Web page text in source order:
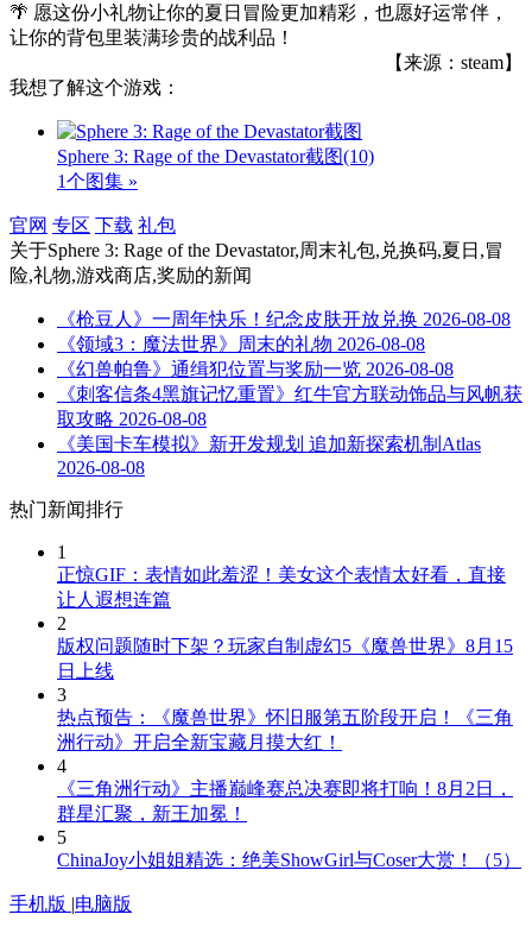
🌴 愿这份小礼物让你的夏日冒险更加精彩，也愿好运常伴，
让你的背包里装满珍贵的战利品！
【来源：steam】
我想了解这个游戏：
Sphere 3: Rage of the Devastator截图(10)
1个图集 »
官网 专区 下载 礼包
关于Sphere 3: Rage of the Devastator,周末礼包,兑换码,夏日,冒
险,礼物,游戏商店,奖励的新闻
《枪豆人》一周年快乐！纪念皮肤开放兑换 2026-08-08
《领域3：魔法世界》周末的礼物 2026-08-08
《幻兽帕鲁》通缉犯位置与奖励一览 2026-08-08
《刺客信条4黑旗记忆重置》红牛官方联动饰品与风帆获
取攻略 2026-08-08
《美国卡车模拟》新开发规划 追加新探索机制Atlas
2026-08-08
热门新闻排行
1
正惊GIF：表情如此羞涩！美女这个表情太好看，直接
让人遐想连篇
2
版权问题随时下架？玩家自制虚幻5《魔兽世界》8月15
日上线
3
热点预告：《魔兽世界》怀旧服第五阶段开启！《三角
洲行动》开启全新宝藏月摸大红！
4
《三角洲行动》主播巅峰赛总决赛即将打响！8月2日，
群星汇聚，新王加冕！
5
ChinaJoy小姐姐精选：绝美ShowGirl与Coser大赏！（5）
手机版 |电脑版